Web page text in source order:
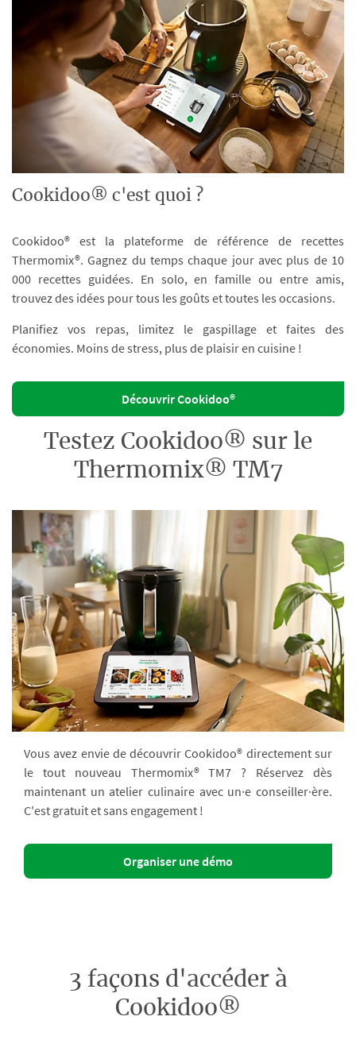
Cookidoo® c'est quoi ?
Cookidoo® est la plateforme de référence de recettes
Thermomix®. Gagnez du temps chaque jour avec plus de 10
000 recettes guidées. En solo, en famille ou entre amis,
trouvez des idées pour tous les goûts et toutes les occasions.
Planifiez vos repas, limitez le gaspillage et faites des
économies. Moins de stress, plus de plaisir en cuisine !
Découvrir Cookidoo®
Testez Cookidoo® sur le
Thermomix® TM7
Vous avez envie de découvrir Cookidoo® directement sur
le tout nouveau Thermomix® TM7 ? Réservez dès
maintenant un atelier culinaire avec un·e conseiller·ère.
C'est gratuit et sans engagement !
Organiser une démo
3 façons d'accéder à
Cookidoo®